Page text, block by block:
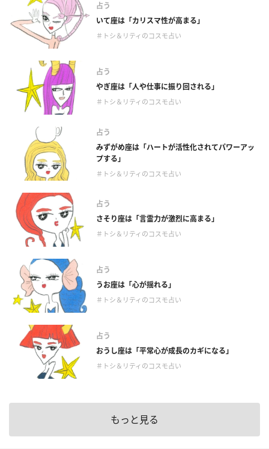
占う
いて座は「カリスマ性が高まる」
＃トシ＆リティのコスモ占い
占う
やぎ座は「人や仕事に振り回される」
＃トシ＆リティのコスモ占い
占う
みずがめ座は「ハートが活性化されてパワーアッ
プする」
＃トシ＆リティのコスモ占い
占う
さそり座は「言霊力が激烈に高まる」
＃トシ＆リティのコスモ占い
占う
うお座は「心が揺れる」
＃トシ＆リティのコスモ占い
占う
おうし座は「平常心が成長のカギになる」
＃トシ＆リティのコスモ占い
もっと見る